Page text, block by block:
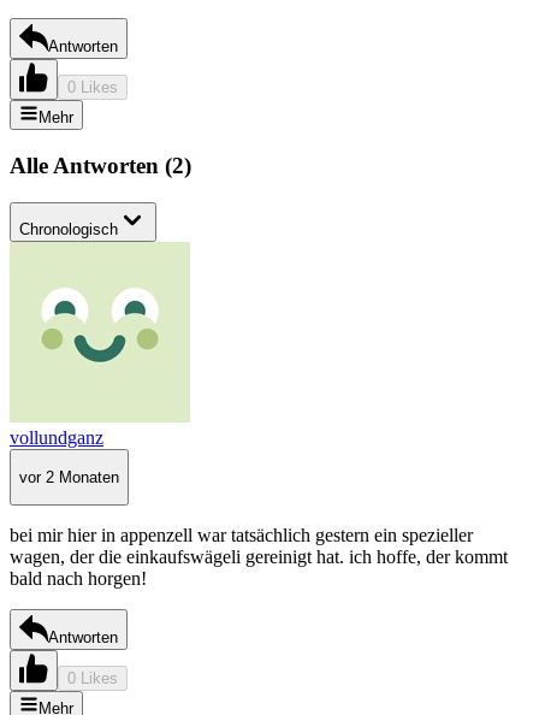
Antworten
0 Likes
Mehr
Alle Antworten (2)
Chronologisch
vollundganz
vor 2 Monaten
bei mir hier in appenzell war tatsächlich gestern ein spezieller
wagen, der die einkaufswägeli gereinigt hat. ich hoffe, der kommt
bald nach horgen!
Antworten
0 Likes
Mehr